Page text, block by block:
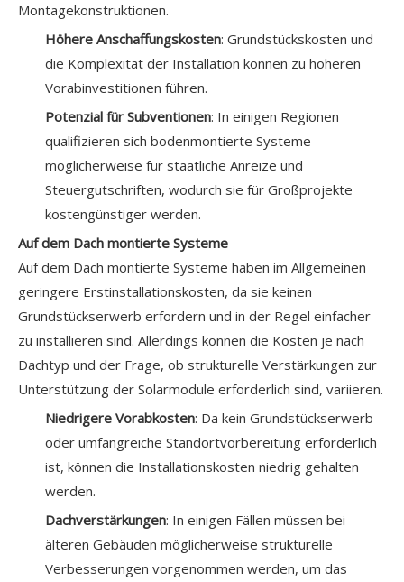
Montagekonstruktionen.
Höhere Anschaffungskosten: Grundstückskosten und
die Komplexität der Installation können zu höheren
Vorabinvestitionen führen.
Potenzial für Subventionen: In einigen Regionen
qualifizieren sich bodenmontierte Systeme
möglicherweise für staatliche Anreize und
Steuergutschriften, wodurch sie für Großprojekte
kostengünstiger werden.
Auf dem Dach montierte Systeme
Auf dem Dach montierte Systeme haben im Allgemeinen
geringere Erstinstallationskosten, da sie keinen
Grundstückserwerb erfordern und in der Regel einfacher
zu installieren sind. Allerdings können die Kosten je nach
Dachtyp und der Frage, ob strukturelle Verstärkungen zur
Unterstützung der Solarmodule erforderlich sind, variieren.
Niedrigere Vorabkosten: Da kein Grundstückserwerb
oder umfangreiche Standortvorbereitung erforderlich
ist, können die Installationskosten niedrig gehalten
werden.
Dachverstärkungen: In einigen Fällen müssen bei
älteren Gebäuden möglicherweise strukturelle
Verbesserungen vorgenommen werden, um das